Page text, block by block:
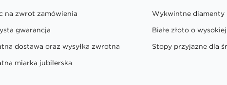
na zwrot zamówienia
gwarancja
dostawa oraz wysyłka zwrotna
miarka jubilerska
Wykwintne diamenty
Białe złoto o
Stopy przyjazne dla